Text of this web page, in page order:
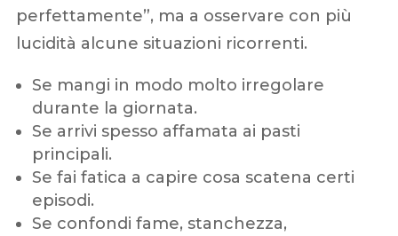
perfettamente”, ma a osservare con più
lucidità alcune situazioni ricorrenti.
Se mangi in modo molto irregolare
durante la giornata.
Se arrivi spesso affamata ai pasti
principali.
Se fai fatica a capire cosa scatena certi
episodi.
Se confondi fame, stanchezza,